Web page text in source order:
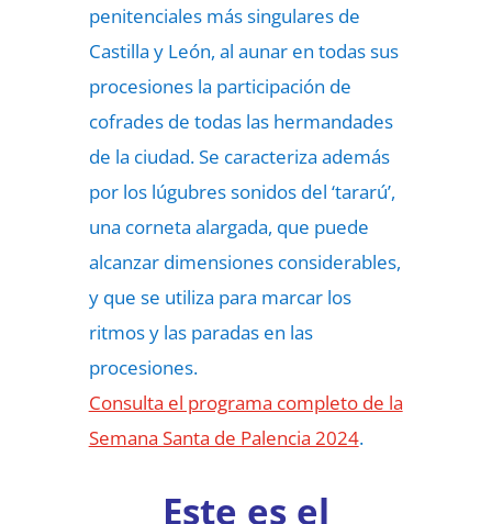
penitenciales más singulares de
Castilla y León, al aunar en todas sus
procesiones la participación de
cofrades de todas las hermandades
de la ciudad. Se caracteriza además
por los lúgubres sonidos del ‘tararú’,
una corneta alargada, que puede
alcanzar dimensiones considerables,
y que se utiliza para marcar los
ritmos y las paradas en las
procesiones.
Consulta el programa completo de la
Semana Santa de Palencia 2024.
Este es el